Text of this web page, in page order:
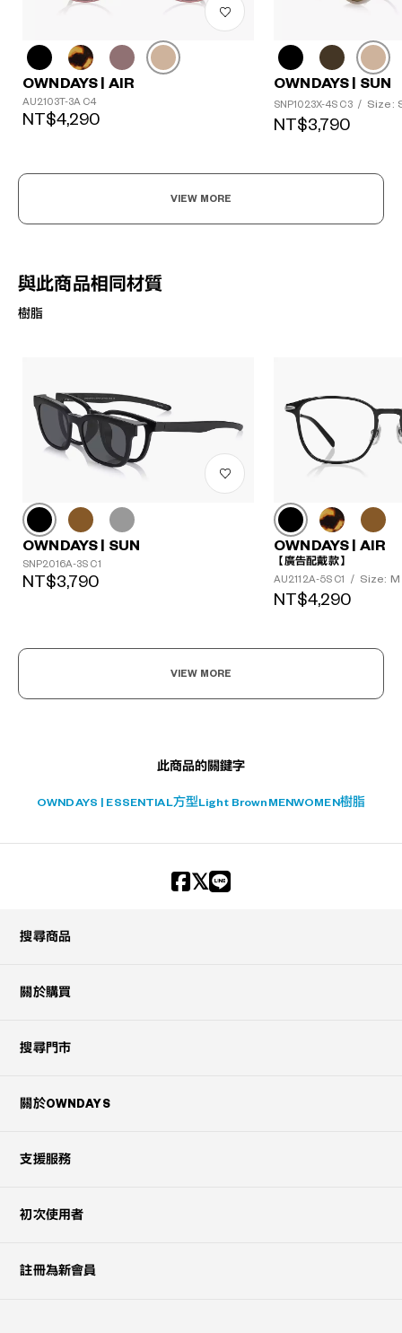
OWNDAYS | AIR
AU2103T-3A C4
NT$4,290
OWNDAYS | SUN
SNP1023X-4S C3 / Size:
NT$3,790
VIEW MORE
與此商品相同材質
樹脂
OWNDAYS | SUN
SNP2016A-3S C1
NT$3,790
OWNDAYS | AIR
【廣告配戴款】
AU2112A-5S C1
/ Size: M
NT$4,290
VIEW MORE
此商品的關鍵字
OWNDAYS | ESSENTIAL方型Light Brown MENWOMEN樹脂
+¥0
搜尋商品
關於購買
搜尋門市
關於OWNDAYS
支援服務
初次使用者
註冊為新會員